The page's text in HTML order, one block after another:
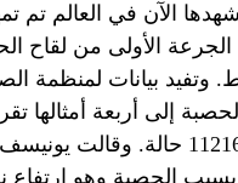
بيانات لمنظمة